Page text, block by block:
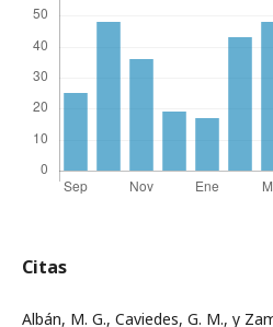
Citas
Albán, M. G., Caviedes, G. M., y